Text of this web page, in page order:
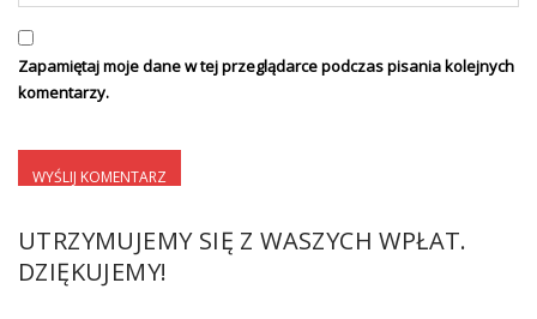
Zapamiętaj moje dane w tej przeglądarce podczas pisania kolejnych
komentarzy.
UTRZYMUJEMY SIĘ Z WASZYCH WPŁAT.
DZIĘKUJEMY!